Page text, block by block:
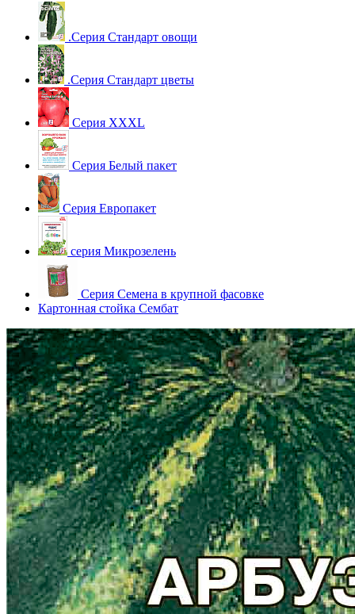
.Серия Стандарт овощи
.Серия Стандарт цветы
Серия XXXL
Серия Белый пакет
Серия Европакет
серия Микрозелень
Серия Семена в крупной фасовке
Картонная стойка Сембат